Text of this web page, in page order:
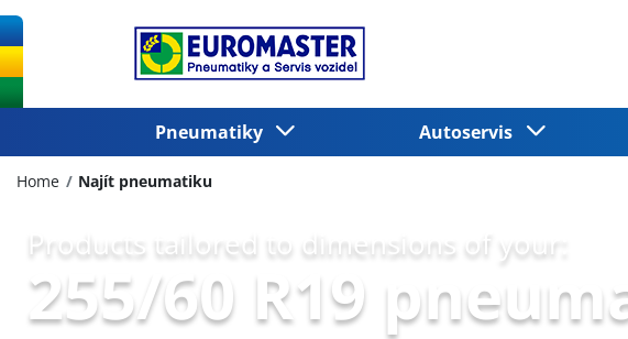
Pneumatiky Autoservis
Home Najít pneumatiku
Products tailored to dimensions of your:
255/60 R19